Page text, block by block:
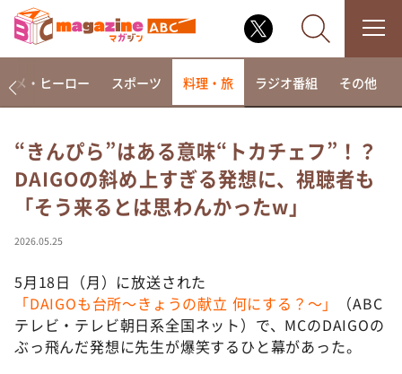
なるみ・岡村の過ぎるTV
相席食堂
これ余談なんですけど・・・
て真剣です
探偵！ナイトスクープ
news おかえり
メ・ヒーロー スポーツ 料理・旅 ラジオ番組 その他
“きんぴら”はある意味“トカチェフ”！？
DAIGOの斜め上すぎる発想に、視聴者も
「そう来るとは思わんかったw」
2026.05.25
5月18日（月）に放送された
「DAIGOも台所～きょうの献立 何にする？～」
（ABC
テレビ・テレビ朝日系全国ネット）で、MCのDAIGOの
ぶっ飛んだ発想に先生が爆笑するひと幕があった。